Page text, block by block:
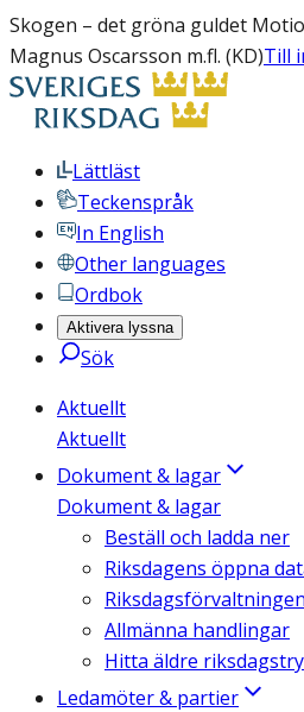
Skogen – det gröna guldet
Magnus Oscarsson m.fl. (KD)Till
Lättläst
Teckenspråk
In English
Other languages
Ordbok
Aktivera lyssna
Sök
Aktuellt
Aktuellt
Dokument & lagar
Dokument & lagar
Beställ och ladda ner
Riksdagens öppna
Allmänna handlingar
Hitta äldre
Ledamöter & partier